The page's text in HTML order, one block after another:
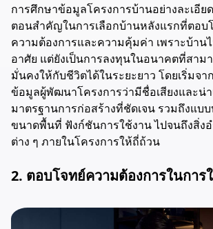
การศึกษาข้อมูลโครงการบ้านอย่างละเอี
ตอนสำคัญในการเลือกบ้านหลังแรกที่ตอบ
ความต้องการและความคุ้มค่า เพราะบ้าน
อาศัย แต่ยังเป็นการลงทุนในอนาคตที่สาม
มั่นคงให้กับชีวิตได้ในระยะยาว โดยเริ่มจา
ข้อมูลผู้พัฒนาโครงการว่ามีชื่อเสียงและน่
มาตรฐานการก่อสร้างที่ชัดเจน รวมถึงแบ
ขนาดพื้นที่ ฟังก์ชันการใช้งาน ไปจนถึงสิ่ง
ต่าง ๆ ภายในโครงการให้ถี่ถ้วน
2. ตอบโจทย์ความต้องการในการ